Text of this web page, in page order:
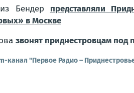
Бендер представляли
в Москве
звонят приднестровцам под
канал "Первое Радио –